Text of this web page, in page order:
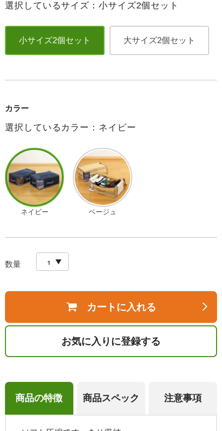
選択しているサイズ：小サイズ2個セット
小サイズ2個セット 大サイズ2個セット
カラー
選択しているカラー：ネイビー
ネイビー ベージュ
数量
カートに入れる
お気に入りに登録する
商品の特徴 商品スペック 注意事項